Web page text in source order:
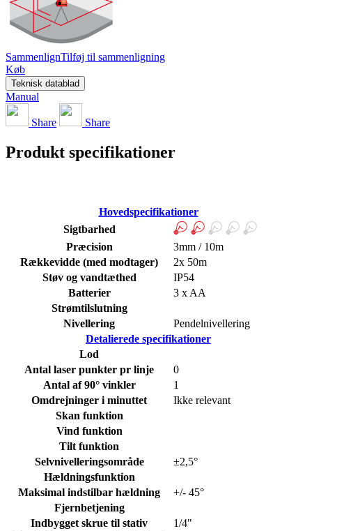
SammenlignTilføj til sammenligning
Køb
Teknisk datablad
Manual
Share Share
Produkt specifikationer
Hovedspecifikationer
Sigtbarhed
Præcision
3mm / 10m
Rækkevidde (med modtager)
2x 50m
Støv og vandtæthed
IP54
Batterier
3 x AA
Strømtilslutning
Nivellering
Pendelnivellering
Detalierede specifikationer
Lod
Antal laser punkter pr linje
0
Antal af 90° vinkler
1
Omdrejninger i minuttet
Ikke relevant
Skan funktion
Vind funktion
Tilt funktion
Selvnivelleringsområde
±2,5°
Hældningsfunktion
Maksimal indstilbar hældning
+/- 45°
Fjernbetjening
Indbygget skrue til stativ
1/4"